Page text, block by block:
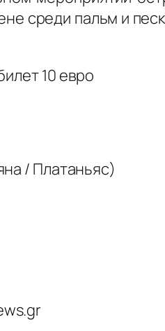
среди пальм и
10 евро
/ Платаньяс)